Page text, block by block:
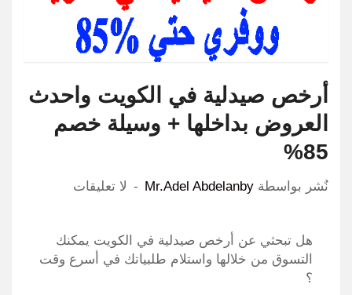
أرخص صيدلية في الكويت واحدث
العروض بداخلها + وسيلة خصم
85%
نٌشر بواسطة Mr.Adel Abdelanby لا تعليقات
هل تبحثي عن أرخص صيدلية في الكويت يمكنك
التسوق من خلالها واستلام طلبياتك في أسرع وقت
؟